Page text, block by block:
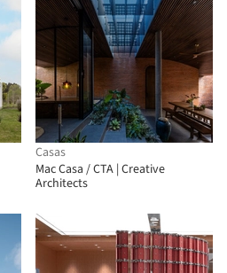
Casas
Mac Casa / CTA | Creative
Architects